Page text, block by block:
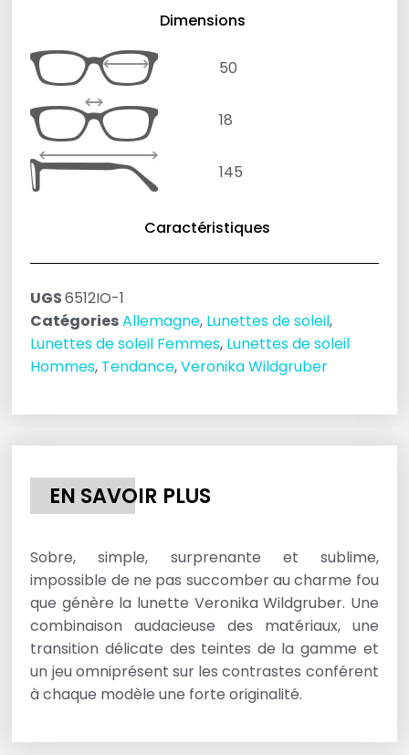
Dimensions
50
18
145
Caractéristiques
UGS6512IO-1
CatégoriesAllemagne, Lunettes de soleil,
Lunettes de soleil Femmes, Lunettes de soleil
Hommes, Tendance,Veronika Wildgruber
EN SAVOIR PLUS
Sobre, simple, surprenante et sublime,
impossible de ne pas succomber au charme fou
que génère la lunette Veronika Wildgruber. Une
combinaison audacieuse des matériaux, une
transition délicate des teintes de la gamme et
un jeu omniprésent sur les contrastes conférent
à chaque modèle une forte originalité.